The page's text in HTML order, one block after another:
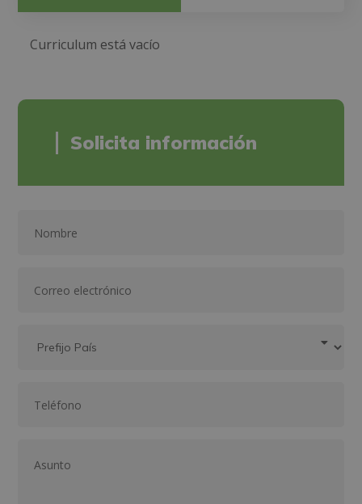
Curriculum está vacío
Solicita información